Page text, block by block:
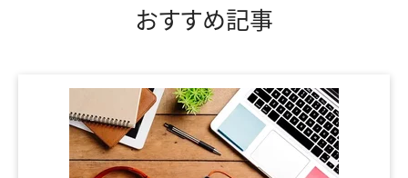
おすすめ記事